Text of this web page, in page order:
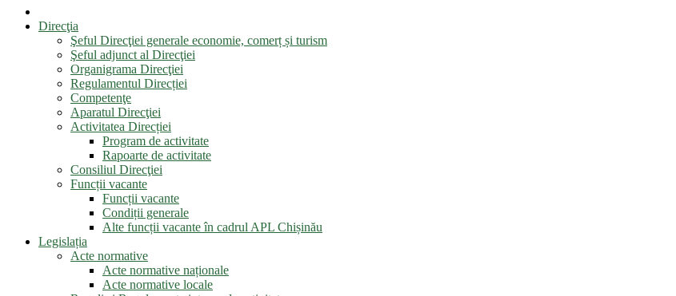
Direcţia
Şeful Direcţiei generale economie, comerț și turism
Şeful adjunct al Direcţiei
Organigrama Direcţiei
Regulamentul Direcției
Competenţe
Aparatul Direcţiei
Activitatea Direcției
Program de activitate
Rapoarte de activitate
Consiliul Direcţiei
Funcții vacante
Funcții vacante
Condiții generale
Alte funcții vacante în cadrul APL Chișinău
Legislația
Acte normative
Acte normative naționale
Acte normative locale